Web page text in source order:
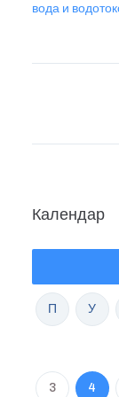
вода и
Календар
П У
3 4